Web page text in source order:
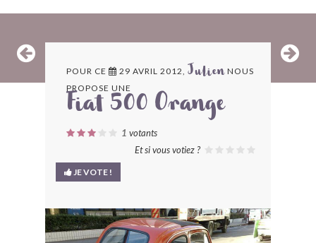
ARCHIVES
LES CONTRIBUTEURS
LE BLOG
BONJOURLAVIEILLE ?
POUR CE 29 AVRIL 2012, Julien NOUS
PROPOSE UNE
Fiat 500 Orange
1 votants
Et si vous votiez ?
JE VOTE !